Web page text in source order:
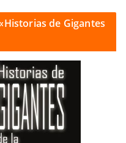
de Gigantes